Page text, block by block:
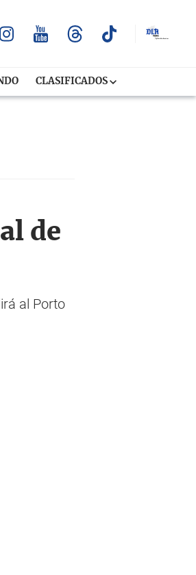
CLASIFICADOS
de
al Porto